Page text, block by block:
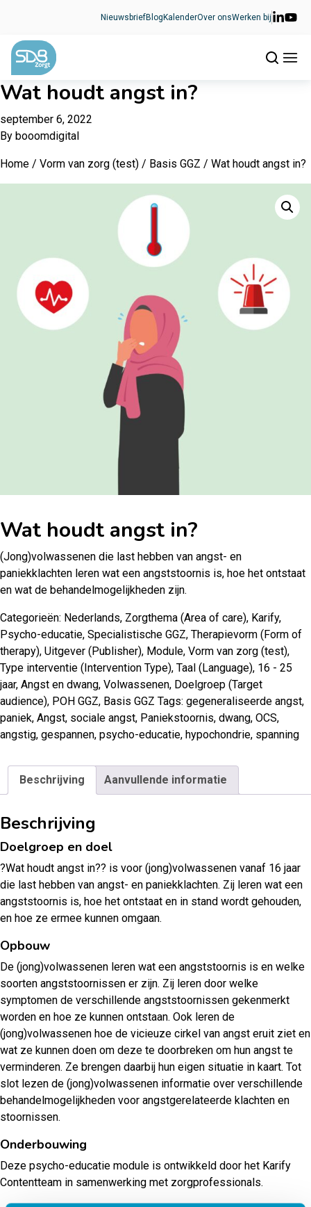
NieuwsbriefBlog KalenderOver onsWerken bij
Wat houdt angst in?
september 6, 2022
By booomdigital
Home / Vorm van zorg (test) / Basis GGZ / Wat houdt angst in?
Wat houdt angst in?
(Jong)volwassenen die last hebben van angst- en
paniekklachten leren wat een angststoornis is, hoe het ontstaat
en wat de behandelmogelijkheden zijn.
Categorieën: Nederlands, Zorgthema (Area of care), Karify,
Psycho-educatie, Specialistische GGZ, Therapievorm (Form of
therapy), Uitgever (Publisher), Module, Vorm van zorg (test),
Type interventie (Intervention Type), Taal (Language), 16 - 25
jaar, Angst en dwang, Volwassenen, Doelgroep (Target
audience), POH GGZ, Basis GGZ Tags: gegeneraliseerde angst,
paniek, Angst, sociale angst, Paniekstoornis, dwang, OCS,
angstig, gespannen, psycho-educatie, hypochondrie, spanning
Beschrijving Aanvullende informatie
Beschrijving
Doelgroep en doel
?Wat houdt angst in?? is voor (jong)volwassenen vanaf 16 jaar
die last hebben van angst- en paniekklachten. Zij leren wat een
angststoornis is, hoe het ontstaat en in stand wordt gehouden,
en hoe ze ermee kunnen omgaan.
Opbouw
De (jong)volwassenen leren wat een angststoornis is en welke
soorten angststoornissen er zijn. Zij leren door welke
symptomen de verschillende angststoornissen gekenmerkt
worden en hoe ze kunnen ontstaan. Ook leren de
(jong)volwassenen hoe de vicieuze cirkel van angst eruit ziet en
wat ze kunnen doen om deze te doorbreken om hun angst te
verminderen. Ze brengen daarbij hun eigen situatie in kaart. Tot
slot lezen de (jong)volwassenen informatie over verschillende
behandelmogelijkheden voor angstgerelateerde klachten en
stoornissen.
Onderbouwing
Deze psycho-educatie module is ontwikkeld door het Karify
Contentteam in samenwerking met zorgprofessionals.